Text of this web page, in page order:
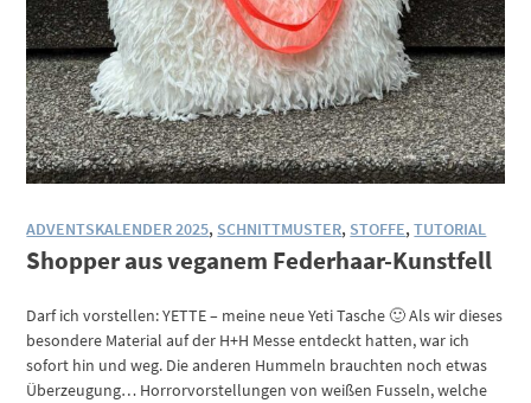
ADVENTSKALENDER 2025, SCHNITTMUSTER, STOFFE,TUTORIAL
Shopper aus veganem Federhaar-Kunstfell
Darf ich vorstellen: YETTE – meine neue Yeti Tasche 🙂 Als wir dieses
besondere Material auf der H+H Messe entdeckt hatten, war ich
sofort hin und weg. Die anderen Hummeln brauchten noch etwas
Überzeugung… Horrorvorstellungen von weißen Fusseln, welche